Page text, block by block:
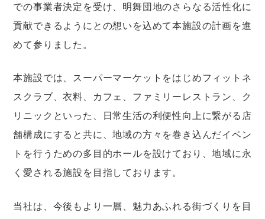
での事業者決定を受け、明舞団地のさらなる活性化に
貢献できるようにとの想いを込めて本施設の計画を進
めて参りました。
本施設では、スーパーマーケットをはじめフィットネ
スクラブ、衣料、カフェ、ファミリーレストラン、ク
リニックといった、日常生活の利便性向上に繋がる店
舗構成にすると共に、地域の方々を巻き込んだイベン
トを行うための多目的ホールを設けており、地域に永
く愛される施設を目指しております。
当社は、今後もより一層、魅力あふれる街づくりを目